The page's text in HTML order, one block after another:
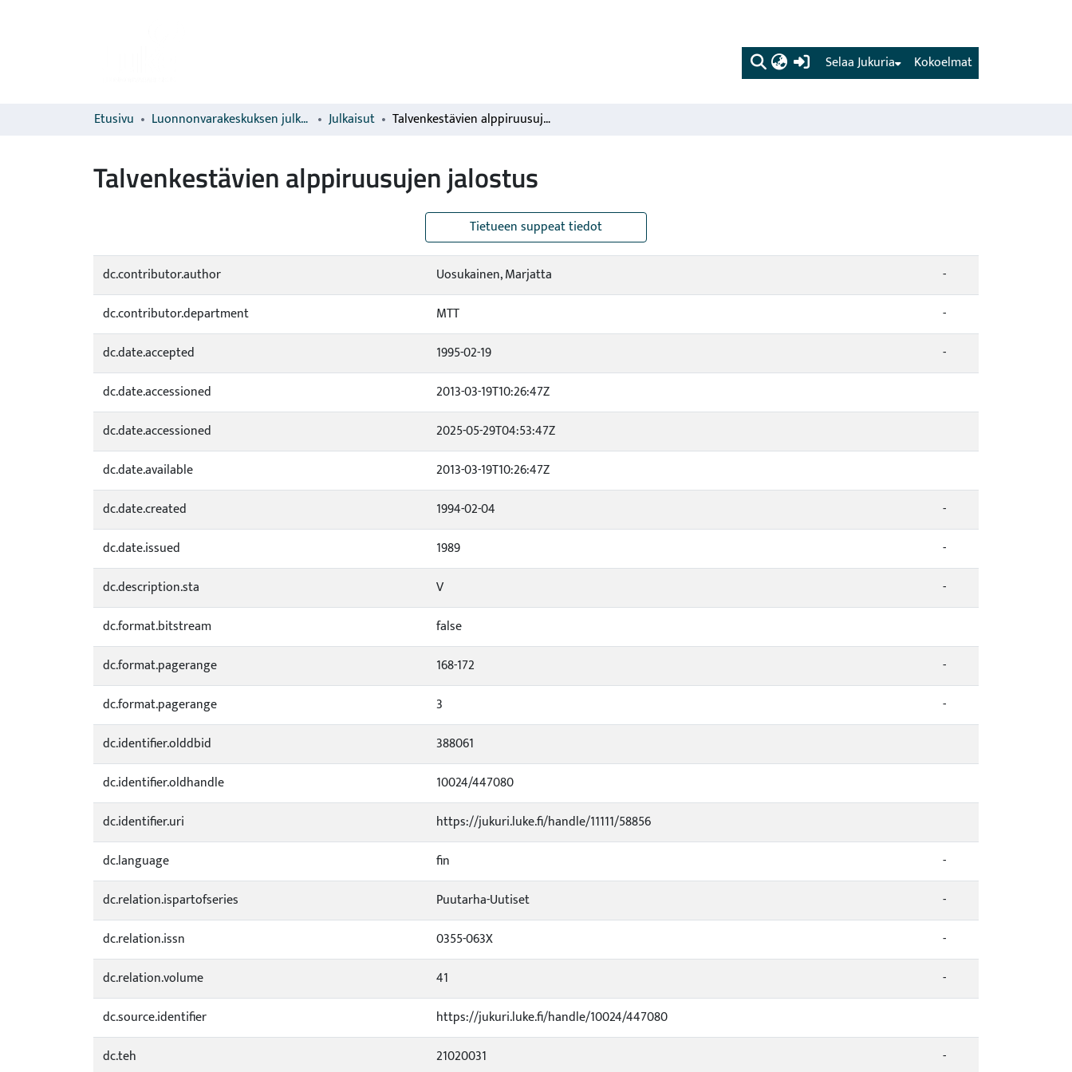
(current) Kokoelmat
Selaa Jukuria
Etusivu Luonnonvarakeskuksen julkaisut Julkaisut Talvenkestävien alppiruusujen jalostus
Talvenkestävien alppiruusujen jalostus
Tietueen suppeat tiedot
dc.contributor.author Uosukainen, Marjatta
-
dc.contributor.department
MTT
-
dc.date.accepted
1995-02-19
-
dc.date.accessioned
2013-03-19T10:26:47Z
dc.date.accessioned
2025-05-29T04:53:47Z
dc.date.available
2013-03-19T10:26:47Z
dc.date.created
1994-02-04
-
dc.date.issued
1989
-
dc.description.sta
V
-
dc.format.bitstream
false
dc.format.pagerange
168-172
-
dc.format.pagerange
3
-
dc.identifier.olddbid
388061
dc.identifier.oldhandle
10024/447080
dc.identifier.uri
https://jukuri.luke.fi/handle/11111/58856
dc.language
fin
-
dc.relation.ispartofseries
Puutarha-Uutiset
-
dc.relation.issn
0355-063X
-
dc.relation.volume
41
-
dc.source.identifier
https://jukuri.luke.fi/handle/10024/447080
dc.teh
21020031 -